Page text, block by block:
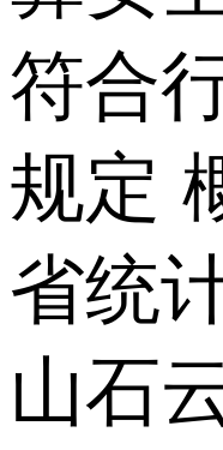
符合
规定
省统
山石